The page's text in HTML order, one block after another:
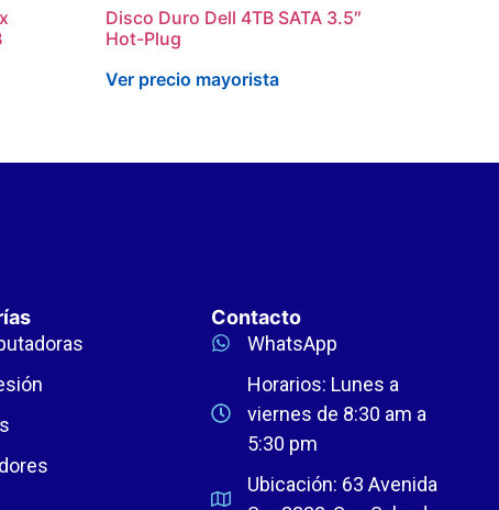
Disco Duro Dell 4TB SATA 3.5″
Hot-Plug
Ver precio mayorista
Contacto
WhatsApp
Horarios: Lunes a
viernes de 8:30 am a
5:30 pm
Ubicación: 63 Avenida